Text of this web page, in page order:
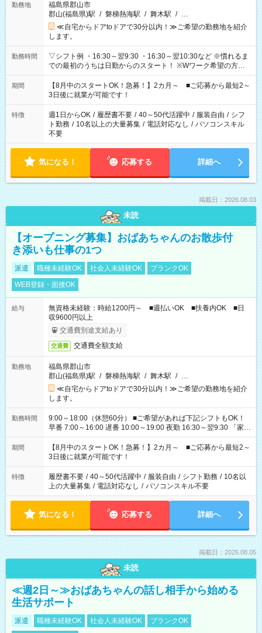
勤務地
福島県郡山市
郡山(福島県)駅 / 磐梯熱海駅 / 舞木駅 / …
≪自宅からドアtoドアで30分以内！≫ご希望の勤務地を紹介
します。
勤務時間
▽シフト例 ・16:30～翌9:30 ・16:30～翌10:30など ※慣れるま
での最初のうちは日勤からのスタート！ ※Wワーク希望の方へ
今ご覧のお仕事で希望する勤務時間と、もう1つのお仕事の勤務
時間。 合計で週40時間を超える場合は応募できません。
期間
【8月中のスタートOK！急募！】2カ月～ ■ご応募から最短2～
3日後に就業が可能です！
特徴 週1日からOK / 履歴書不要 / 40～50代活躍中 / 服装自由 / シフ
ト勤務 / 10名以上の大量募集 / 電話対応なし / パソコンスキル
不要
気になる！ 応募する 詳細へ
掲載日：2026.08.03
未読
【オープニング募集】おばあちゃんのお散歩付
き添いも仕事の1つ
派遣 職種未経験OK 社会人未経験OK
ブランクOK
WEB登録・面接OK
給与
無資格未経験：時給1200円～ ■週払いOK ■扶養内OK ■日
収9600円以上
交通費別途支給あり
交通費 交通費全額支給
勤務地
福島県郡山市
郡山(福島県)駅 / 磐梯熱海駅 / 舞木駅 / …
≪自宅からドアtoドアで30分以内！≫ご希望の勤務地を紹介
します。
勤務時間
9:00～18:00（休憩60分） ■ご希望があれば下記シフトもOK！
早番 7:00～16:00 遅番 10:00～19:00 夜勤 16:30～翌9:30 「家族
と休みを合わせたい」 「余裕を持って夕飯の準備がしたい」
「できれば残業はしたくない」 など、ご希望を教えてください
ね。 ※Wワーク希望の方へ 今ご覧のお仕事で希望する勤務時間
と、もう1つのお仕事の勤務時間。 合計で週40時間を超える場
合は応募できません。
期間
【8月中のスタートOK！急募！】2カ月～ ■ご応募から最短2～
3日後に就業が可能です！
特徴 履歴書不要 / 40～50代活躍中 / 服装自由 / シフト勤務 / 10名以
上の大量募集 / 電話対応なし / パソコンスキル不要
気になる！ 応募する 詳細へ
掲載日：2026.08.05
未読
≪週2日～≫おばあちゃんの話し相手から始める
生活サポート
派遣 職種未経験OK 社会人未経験OK ブランクOK